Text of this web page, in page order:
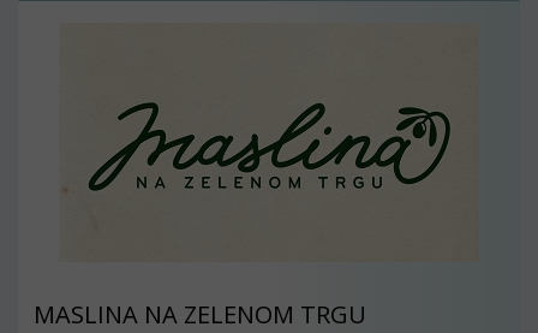
MASLINA NA ZELENOM TRGU